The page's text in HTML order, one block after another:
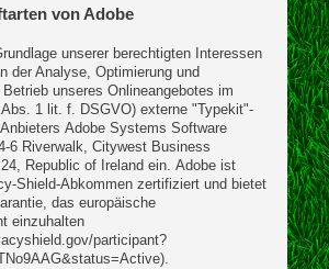
von Adobe
unserer berechtigten Interessen
der Analyse, Optimierung und
unseres Onlineangebotes im
1 lit. f. DSGVO) externe "Typekit"-
Adobe Systems Software
6 Riverwalk, Citywest Business
Republic of Ireland ein. Adobe ist
Shield-Abkommen zertifiziert und bietet
das europäische
einzuhalten
participant?